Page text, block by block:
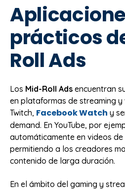
prácticos
Roll Ads
Los Mid-Roll Ads encuentran
en plataformas de streaming y
Twitch, Facebook Watch y
demand. En YouTube, por
automáticamente en videos de
permitiendo a los creadores
contenido de larga duración.
En el ámbito del gaming y